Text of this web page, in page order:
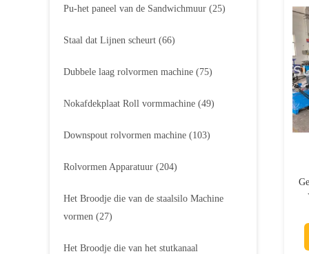
Pu-het paneel van de Sandwichmuur (25)
Staal dat Lijnen scheurt (66)
Dubbele laag rolvormen machine (75)
Nokafdekplaat Roll vormmachine (49)
Downspout rolvormen machine (103)
Rolvormen Apparatuur (204)
Het Broodje die van de staalsilo Machine
vormen (27)
Het Broodje die van het stutkanaal